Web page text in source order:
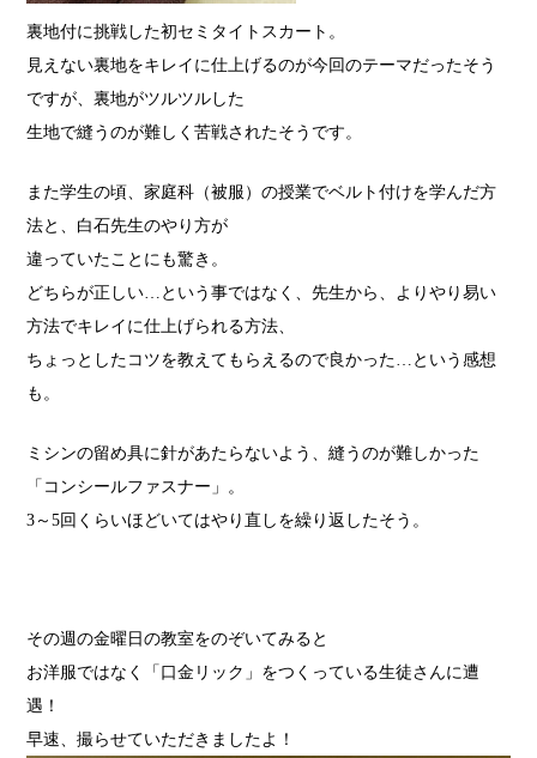
裏地付に挑戦した初セミタイトスカート。
見えない裏地をキレイに仕上げるのが今回のテーマだったそう
ですが、裏地がツルツルした
生地で縫うのが難しく苦戦されたそうです。
また学生の頃、家庭科（被服）の授業でベルト付けを学んだ方
法と、白石先生のやり方が
違っていたことにも驚き。
どちらが正しい…という事ではなく、先生から、よりやり易い
方法でキレイに仕上げられる方法、
ちょっとしたコツを教えてもらえるので良かった…という感想
も。
ミシンの留め具に針があたらないよう、縫うのが難しかった
「コンシールファスナー」。
3～5回くらいほどいてはやり直しを繰り返したそう。
その週の金曜日の教室をのぞいてみると
お洋服ではなく「口金リック」をつくっている生徒さんに遭
遇！
早速、撮らせていただきましたよ！